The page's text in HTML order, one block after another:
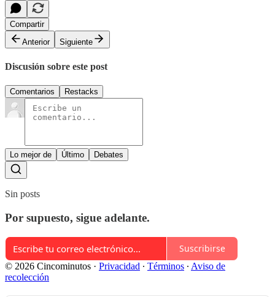
Compartir
Anterior
Siguiente
Discusión sobre este post
Comentarios Restacks
Lo mejor de Último Debates
Sin posts
Por supuesto, sigue adelante.
Suscribirse
© 2026 Cincominutos · Privacidad ∙ Términos ∙ Aviso de
recolección